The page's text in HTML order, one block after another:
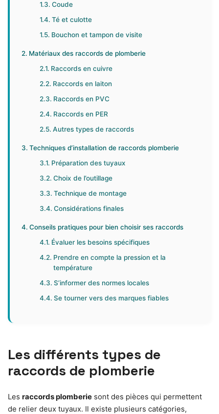
Coude
Té et culotte
Bouchon et tampon de visite
Matériaux des raccords de plomberie
Raccords en cuivre
Raccords en laiton
Raccords en PVC
Raccords en PER
Autres types de raccords
Techniques d’installation de raccords plomberie
Préparation des tuyaux
Choix de l’outillage
Technique de montage
Considérations finales
Conseils pratiques pour bien choisir ses raccords
Évaluer les besoins spécifiques
Prendre en compte la pression et la
température
S’informer des normes locales
Se tourner vers des marques fiables
Les différents types de
raccords de plomberie
Les raccords plomberie sont des pièces qui permettent
de relier deux tuyaux. Il existe plusieurs catégories,